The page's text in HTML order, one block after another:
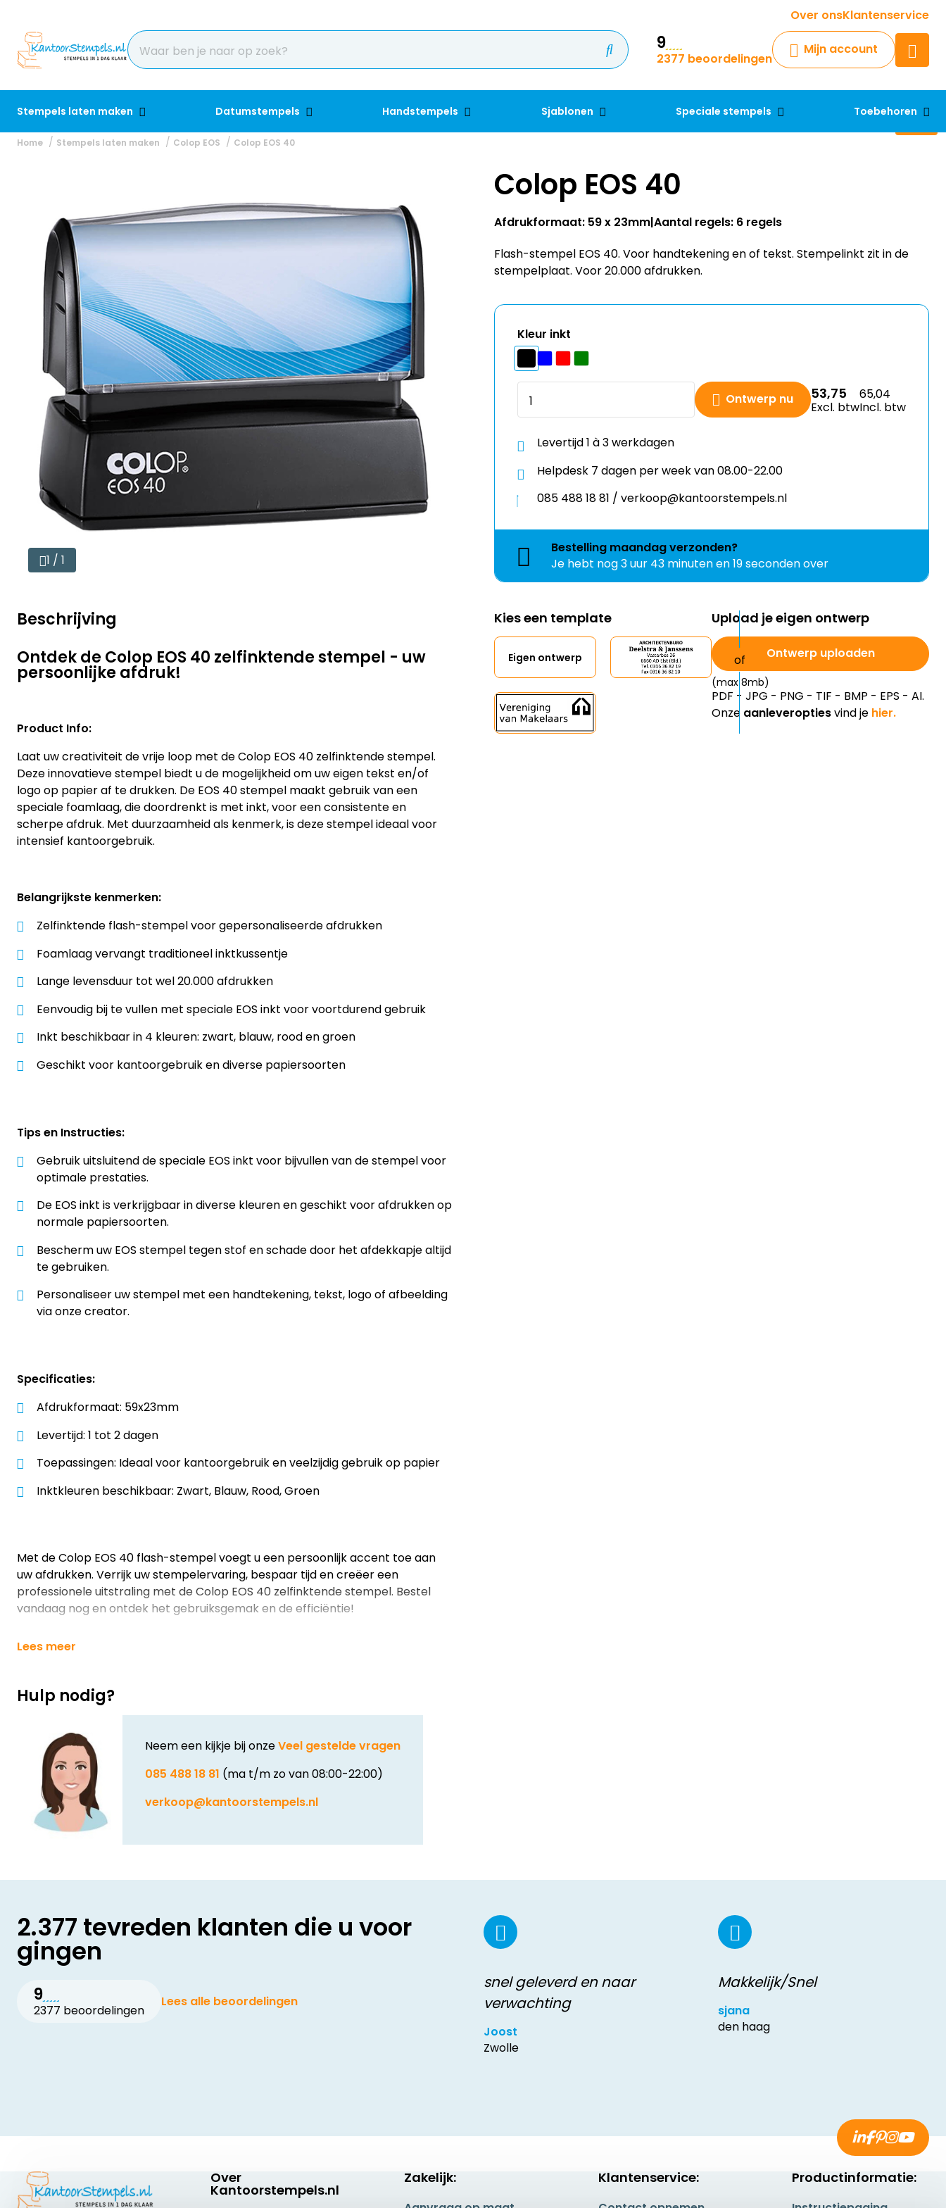
Over onsKlantenservice
9
2377 beoordelingen
Mijn account
Stempels laten maken Datumstempels Handstempels Sjablonen Speciale stempels Toebehoren
Krijg een antwoord op uw vraag
Chatbot
Chat 24/7 met onze chatbot
Contact
Home Stempels laten maken Colop EOS Colop EOS 40
1 / 1
Beschrijving
Ontdek de Colop EOS 40 zelfinktende stempel - uw
persoonlijke afdruk!
Product Info:
Laat uw creativiteit de vrije loop met de Colop EOS 40 zelfinktende stempel.
Deze innovatieve stempel biedt u de mogelijkheid om uw eigen tekst en/of
logo op papier af te drukken. De EOS 40 stempel maakt gebruik van een
speciale foamlaag, die doordrenkt is met inkt, voor een consistente en
scherpe afdruk. Met duurzaamheid als kenmerk, is deze stempel ideaal voor
intensief kantoorgebruik.
Belangrijkste kenmerken:
Zelfinktende flash-stempel voor gepersonaliseerde afdrukken
Foamlaag vervangt traditioneel inktkussentje
Lange levensduur tot wel 20.000 afdrukken
Eenvoudig bij te vullen met speciale EOS inkt voor voortdurend gebruik
Inkt beschikbaar in 4 kleuren: zwart, blauw, rood en groen
Geschikt voor kantoorgebruik en diverse papiersoorten
Tips en Instructies:
Gebruik uitsluitend de speciale EOS inkt voor bijvullen van de stempel voor
optimale prestaties.
De EOS inkt is verkrijgbaar in diverse kleuren en geschikt voor afdrukken op
normale papiersoorten.
Bescherm uw EOS stempel tegen stof en schade door het afdekkapje altijd
te gebruiken.
Personaliseer uw stempel met een handtekening, tekst, logo of afbeelding
via onze creator.
Specificaties:
Afdrukformaat: 59x23mm
Levertijd: 1 tot 2 dagen
Toepassingen: Ideaal voor kantoorgebruik en veelzijdig gebruik op papier
Inktkleuren beschikbaar: Zwart, Blauw, Rood, Groen
Met de Colop EOS 40 flash-stempel voegt u een persoonlijk accent toe aan
uw afdrukken. Verrijk uw stempelervaring, bespaar tijd en creëer een
professionele uitstraling met de Colop EOS 40 zelfinktende stempel. Bestel
vandaag nog en ontdek het gebruiksgemak en de efficiëntie!
Lees meer
Hulp nodig?
Neem een kijkje bij onzeVeel gestelde vragen
085 488 18 81 (ma t/m zo van 08:00-22:00)
verkoop@kantoorstempels.nl
Colop EOS 40
Afdrukformaat: 59 x 23mm Aantal regels: 6 regels
Flash-stempel EOS 40. Voor handtekening en of tekst. Stempelinkt zit in de
stempelplaat. Voor 20.000 afdrukken.
Kleur inkt
Ontwerp nu 53,75
Excl. btw
65,04
Incl. btw
Levertijd 1 à 3 werkdagen
Helpdesk 7 dagen per week van 08.00-22.00
085 488 18 81 / verkoop@kantoorstempels.nl
Bestelling maandagverzonden?
Je hebt nog3 uur 43 minuten en 19 seconden over
Kies een template
Eigen ontwerp
Upload je eigen ontwerp
Ontwerp uploaden
(max 8mb)
PDF - JPG - PNG - TIF - BMP - EPS - AI.
Onze aanleveroptiesvind je hier.
2.377 tevreden klanten die u voor
gingen
9
2377 beoordelingen
Lees alle beoordelingen
snel geleverd en naar
verwachting
Joost
Zwolle
Makkelijk/Snel
sjana
den haag
Over
Kantoorstempels.nl
Zakelijk: Klantenservice: Productinformatie: